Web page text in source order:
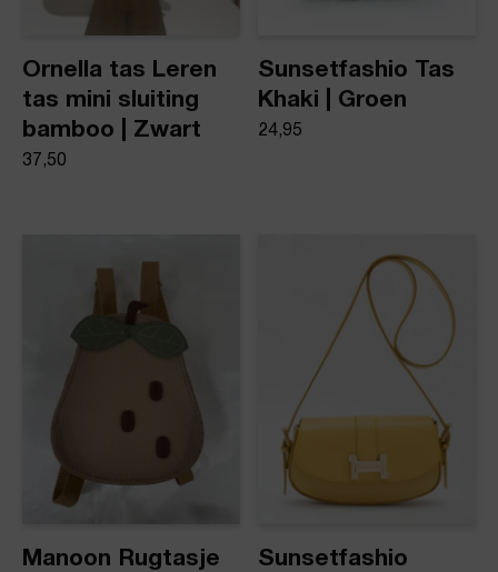
Ornella tas Leren
tas mini sluiting
bamboo | Zwart
37,50
Sunsetfashio Tas
Khaki | Groen
24,95
Manoon Rugtasje
Sunsetfashio